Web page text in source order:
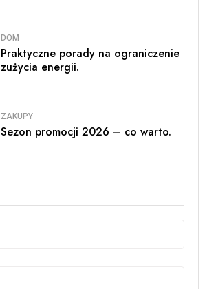
DOM
Praktyczne porady na ograniczenie
zużycia energii.
ZAKUPY
Sezon promocji 2026 – co warto.